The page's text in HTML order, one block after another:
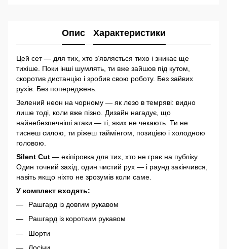
Опис Характеристики
Цей сет — для тих, хто з’являється тихо і зникає ще
тихіше. Поки інші шумлять, ти вже зайшов під кутом,
скоротив дистанцію і зробив свою роботу. Без зайвих
рухів. Без попереджень.
Зелений неон на чорному — як лезо в темряві: видно
лише тоді, коли вже пізно. Дизайн нагадує, що
найнебезпечніші атаки — ті, яких не чекають. Ти не
тиснеш силою, ти ріжеш таймінгом, позицією і холодною
головою.
Silent Cut — екіпіровка для тих, хто не грає на публіку.
Один точний захід, один чистий рух — і раунд закінчився,
навіть якщо ніхто не зрозумів коли саме.
У комплект входять:
Рашгард із довгим рукавом
Рашгард із коротким рукавом
Шорти